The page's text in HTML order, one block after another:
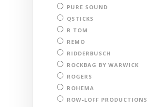
PURE SOUND
QSTICKS
R TOM
REMO
RIDDERBUSCH
ROCKBAG BY WARWICK
ROGERS
ROHEMA
ROW-LOFF PRODUCTIONS